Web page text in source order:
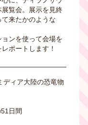
覧会。展示を見終
来たかのような
ンを使って会場を
ポートします！
ディア大陸の恐竜物
日間